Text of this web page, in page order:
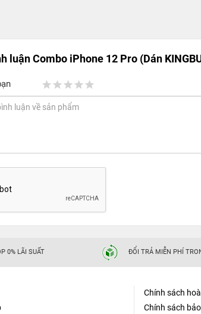
luậnCombo iPhone 12 Pro (Dán
0% LÃI SUẤT ĐỔI TRẢ MIỄN PHÍ
Chính sách
Chính sách